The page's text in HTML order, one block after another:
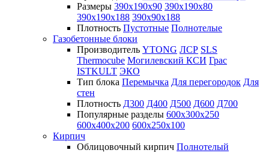
Размеры 390х190х90 390х190х80
390х190х188 390х90х188
Плотность Пустотные Полнотелые
Газобетонные блоки
Производитель YTONG ЛСР SLS
Thermocube Могилевский КСИ Грас
ISTKULT ЭКО
Тип блока Перемычка Для перегородок Для
стен
Плотность Д300 Д400 Д500 Д600 Д700
Популярные разделы 600х300х250
600х400х200 600х250х100
Кирпич
Облицовочный кирпич Полнотелый